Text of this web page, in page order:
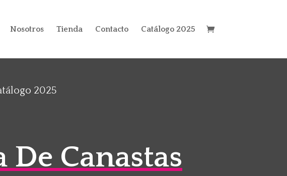
Nosotros Tienda Contacto Catálogo 2025
2025
Canastas